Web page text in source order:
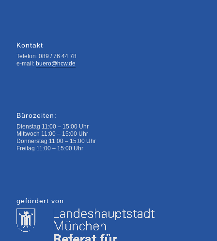
Kontakt
Telefon: 089 / 76 44 78
e-mail: buero@hcw.de
Bürozeiten:
Dienstag 11:00 – 15:00 Uhr
Mittwoch 11:00 – 15:00 Uhr
Donnerstag 11:00 – 15:00 Uhr
Freitag 11:00 – 15:00 Uhr
gefördert von